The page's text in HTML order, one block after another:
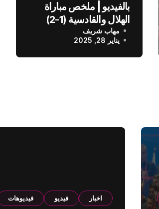
بالفيديو | ملخص مباراة
الهلال والقادسية (1-2)
الدوري السعودي
مهاب شريف
يناير 28, 2025
اخبار فيديو فيديوهات